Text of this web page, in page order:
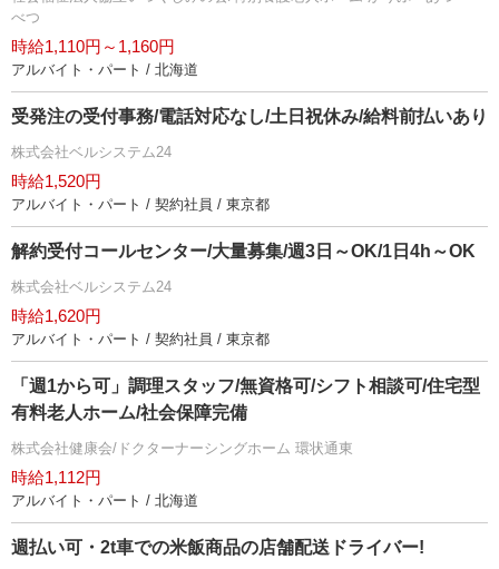
べつ
時給1,110円～1,160円
アルバイト・パート / 北海道
受発注の受付事務/電話対応なし/土日祝休み/給料前払いあり
株式会社ベルシステム24
時給1,520円
アルバイト・パート / 契約社員 / 東京都
解約受付コールセンター/大量募集/週3日～OK/1日4h～OK
株式会社ベルシステム24
時給1,620円
アルバイト・パート / 契約社員 / 東京都
「週1から可」調理スタッフ/無資格可/シフト相談可/住宅型
有料老人ホーム/社会保障完備
株式会社健康会/ドクターナーシングホーム 環状通東
時給1,112円
アルバイト・パート / 北海道
週払い可・2t車での米飯商品の店舗配送ドライバー!